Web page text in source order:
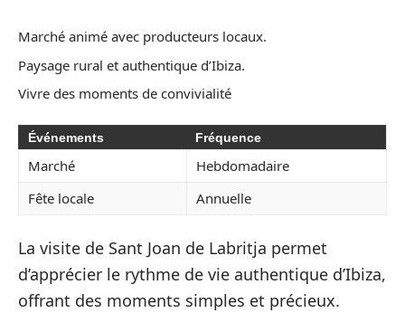
Marché animé avec producteurs locaux.
Paysage rural et authentique d’Ibiza.
Vivre des moments de convivialité
Événements Fréquence
Marché
Hebdomadaire
Fête locale
Annuelle
La visite de Sant Joan de Labritja permet
d’apprécier le rythme de vie authentique d’Ibiza,
offrant des moments simples et précieux.